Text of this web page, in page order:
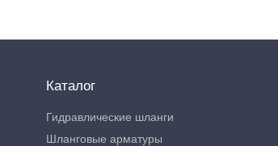
Каталог
Гидравлические шланги
Шланговые арматуры